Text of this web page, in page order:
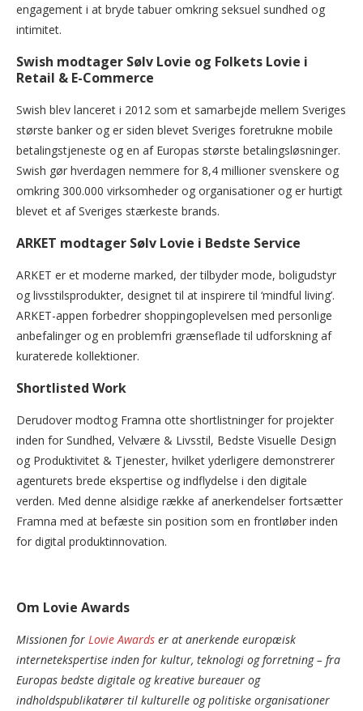
engagement i at bryde tabuer omkring seksuel sundhed og
intimitet.
Swish modtager Sølv Lovie og Folkets Lovie i
Retail & E-Commerce
Swish blev lanceret i 2012 som et samarbejde mellem Sveriges
største banker og er siden blevet Sveriges foretrukne mobile
betalingstjeneste og en af Europas største betalingsløsninger.
Swish gør hverdagen nemmere for 8,4 millioner svenskere og
omkring 300.000 virksomheder og organisationer og er hurtigt
blevet et af Sveriges stærkeste brands.
ARKET modtager Sølv Lovie i Bedste Service
ARKET er et moderne marked, der tilbyder mode, boligudstyr
og livsstilsprodukter, designet til at inspirere til ‘mindful living’.
ARKET-appen forbedrer shoppingoplevelsen med personlige
anbefalinger og en problemfri grænseflade til udforskning af
kuraterede kollektioner.
Shortlisted Work
Derudover modtog Framna otte shortlistninger for projekter
inden for Sundhed, Velvære & Livsstil, Bedste Visuelle Design
og Produktivitet & Tjenester, hvilket yderligere demonstrerer
agenturets brede ekspertise og indflydelse i den digitale
verden. Med denne alsidige række af anerkendelser fortsætter
Framna med at befæste sin position som en frontløber inden
for digital produktinnovation.
Om Lovie Awards
Missionen for Lovie Awards er at anerkende europæisk
internetekspertise inden for kultur, teknologi og forretning – fra
Europas bedste digitale og kreative bureauer og
indholdspublikatører til kulturelle og politiske organisationer